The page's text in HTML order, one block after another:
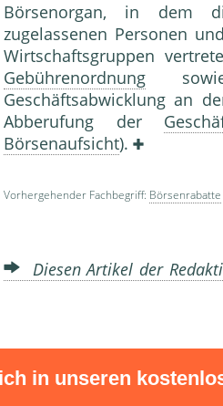
Börsenorgan, in dem
zugelassenen Personen
Wirtschaftsgruppen
Gebührenordnung
Geschäftsabwicklung an
Abberufung der
Börsenaufsicht).
Vorhergehender Fachbegriff: Börsenrabatte
Diesen Artikel der
in unseren